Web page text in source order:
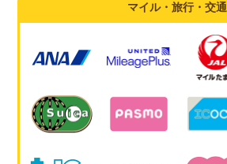
マイル・旅行・交通